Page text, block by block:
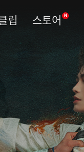
립 스토어 N